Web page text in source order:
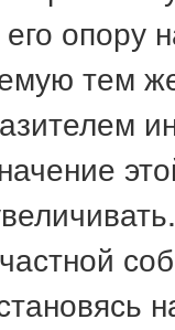
опору
тем